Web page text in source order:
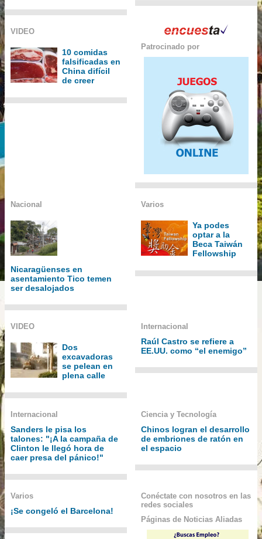
VIDEO
10 comidas
falsificadas en
China difícil
de creer
Patrocinado por
Nacional
Nicaragüenses en
asentamiento Tico temen
ser desalojados
Varios
Ya podes
optar a la
Beca Taiwán
Fellowship
VIDEO
Dos
excavadoras
se pelean en
plena calle
Internacional
Raúl Castro se refiere a
EE.UU. como “el enemigo”
Internacional
Sanders le pisa los
talones: "¡A la campaña de
Clinton le llegó hora de
caer presa del pánico!"
Ciencia y Tecnología
Chinos logran el desarrollo
de embriones de ratón en
el espacio
Varios
¡Se congeló el Barcelona!
Conéctate con nosotros en las
redes sociales
Páginas de Noticias Aliadas